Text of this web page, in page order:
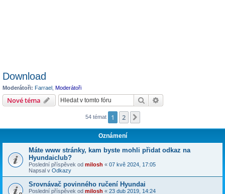
Download
Moderátoři: Farrael Moderátoři
Nové téma Hledat
54 témat 1 2
Oznámení
Máte www stránky, kam byste mohli přidat odkaz na
Hyundaiclub?
Poslední příspěvek od milosh « 07 kvě 2024, 17:05
Napsal v Odkazy
Srovnávač povinného ručení Hyundai
Poslední příspěvek od milosh « 23 dub 2019, 14:24